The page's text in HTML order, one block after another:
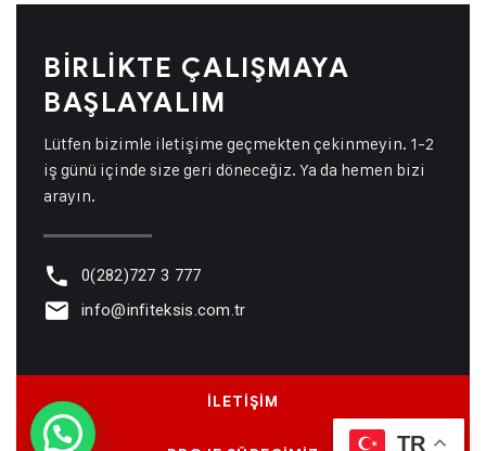
BIRLIKTE ÇALIŞMAYA
BAŞLAYALIM
Lütfen bizimle iletişime geçmekten çekinmeyin. 1-2
iş günü içinde size geri döneceğiz. Ya da hemen bizi
arayın.
0(282)727 3 777
info@infiteksis.com.tr
İLETİŞİM
TR